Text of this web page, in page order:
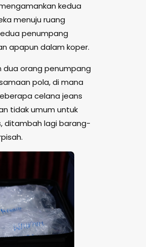
kedua
menuju ruang
penumpang
apapun dalam koper.
orang penumpang
pola, di mana
celana jeans
tidak umum untuk
ditambah lagi barang-